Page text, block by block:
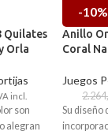
Quilates
Orla
incl.
son
alegran
-10%
Anillo
Coral
Juegos
Su diseño